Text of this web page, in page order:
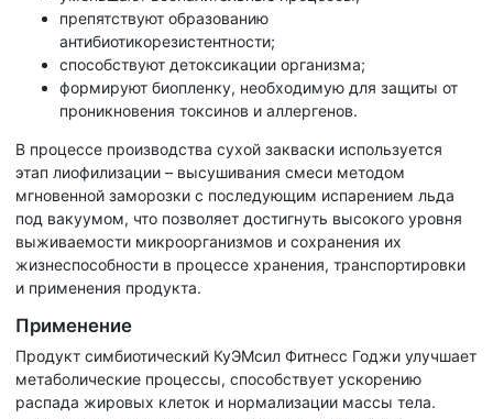
препятствуют образованию
антибиотикорезистентности;
способствуют детоксикации организма;
формируют биопленку, необходимую для защиты от
проникновения токсинов и аллергенов.
В процессе производства сухой закваски используется
этап лиофилизации – высушивания смеси методом
мгновенной заморозки с последующим испарением льда
под вакуумом, что позволяет достигнуть высокого уровня
выживаемости микроорганизмов и сохранения их
жизнеспособности в процессе хранения, транспортировки
и применения продукта.
Применение
Продукт симбиотический КуЭМсил Фитнесс Годжи улучшает
метаболические процессы, способствует ускорению
распада жировых клеток и нормализации массы тела.